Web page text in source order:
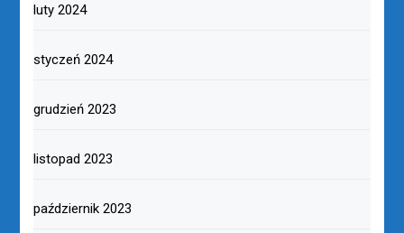
luty 2024
styczeń 2024
grudzień 2023
listopad 2023
październik 2023